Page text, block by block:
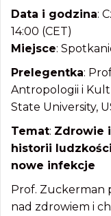
Data i godzina:
14:00 (CET)
Miejsce:
Prelegentka:
Antropologii i
State University,
Temat: Zdrowie
historii
nowe infekcje
Prof. Zuckerman
nad zdrowiem i